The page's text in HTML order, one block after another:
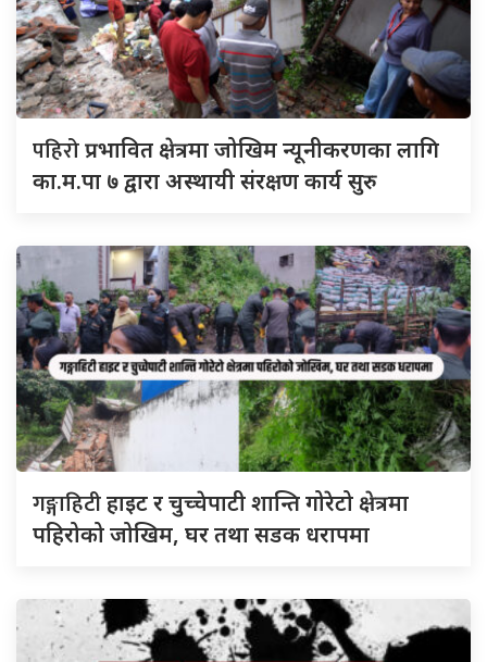
पहिरोप्रभावित क्षेत्रमा जोखिम न्यूनीकरणका लागि
का.म.पा ७ द्वारा अस्थायी संरक्षण कार्य सुरु
गङ्गाहिटीहाइट र चुच्चेपाटी शान्ति गोरेटो क्षेत्रमा
पहिरोको जोखिम, घर तथा सडक धरापमा